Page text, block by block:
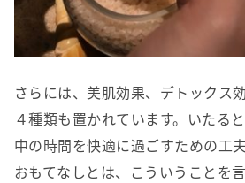
さらには、美肌効果、デトックス
４種類も置かれています。いたる
中の時間を快適に過ごすための工
おもてなしとは、こういうことを